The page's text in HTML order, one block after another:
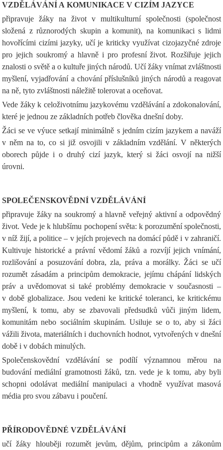
VZDĚLÁVÁNÍ A KOMUNIKACE V CIZÍM JAZYCE
připravuje žáky na život v multikulturní společnosti (společnost
složená z různorodých skupin a komunit), na komunikaci s lidmi
hovořícími cizími jazyky, učí je kriticky využívat cizojazyčné zdroje
pro jejich soukromý a hlavně i pro profesní život. Rozšiřuje jejich
znalosti o světě a o kultuře jiných národů. Učí žáky vnímat zvláštnosti
myšlení, vyjadřování a chování příslušníků jiných národů a reagovat
na ně, tyto zvláštnosti náležitě tolerovat a oceňovat.
Vede žáky k celoživotnímu jazykovému vzdělávání a zdokonalování,
které je jednou ze základních potřeb člověka dnešní doby.
Žáci se ve výuce setkají minimálně s jedním cizím jazykem a naváží
v něm na to, co si již osvojili v základním vzdělání. V některých
oborech půjde i o druhý cizí jazyk, který si žáci osvojí na nižší
úrovni.
SPOLEČENSKOVĚDNÍ VZDĚLÁVÁNÍ
připravuje žáky na soukromý a hlavně veřejný aktivní a odpovědný
život. Vede je k hlubšímu pochopení světa: k porozumění společnosti,
v níž žijí, a politice – v jejích projevech na domácí půdě i v zahraničí.
Kultivuje historické a právní vědomí žáků a rozvíjí jejich vnímání,
rozlišování a posuzování dobra, zla, práva a morálky. Žáci se učí
rozumět zásadám a principům demokracie, jejímu chápání lidských
práv a uvědomovat si také problémy demokracie v současnosti –
v době globalizace. Jsou vedeni ke kritické toleranci, ke kritickému
myšlení, k tomu, aby se zbavovali předsudků vůči jiným lidem,
komunitám nebo sociálním skupinám. Usiluje se o to, aby si žáci
vážili života, materiálních i duchovních hodnot, vytvořených v dnešní
době i v dobách minulých.
Společenskovědní vzdělávání se podílí významnou měrou na
budování mediální gramotnosti žáků, tzn. vede je k tomu, aby byli
schopni odolávat mediální manipulaci a vhodně využívat masová
média pro svou zábavu i poučení.
PŘÍRODOVĚDNÉ VZDĚLÁVÁNÍ
učí žáky hlouběji rozumět jevům, dějům, principům a zákonům